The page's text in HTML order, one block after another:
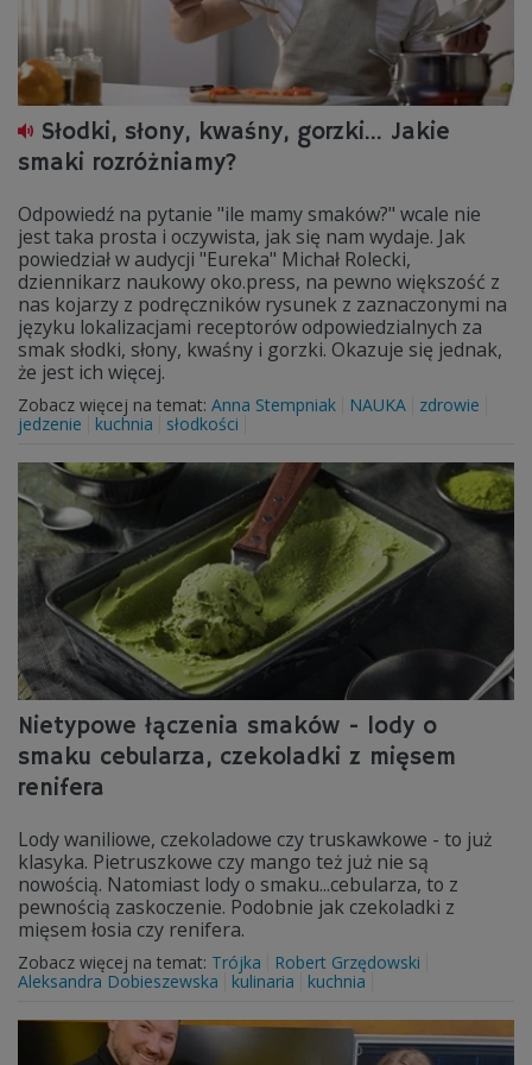
Słodki, słony, kwaśny, gorzki... Jakie
smaki rozróżniamy?
Odpowiedź na pytanie "ile mamy smaków?" wcale nie
jest taka prosta i oczywista, jak się nam wydaje. Jak
powiedział w audycji "Eureka" Michał Rolecki,
dziennikarz naukowy oko.press, na pewno większość z
nas kojarzy z podręczników rysunek z zaznaczonymi na
języku lokalizacjami receptorów odpowiedzialnych za
smak słodki, słony, kwaśny i gorzki. Okazuje się jednak,
że jest ich więcej.
Zobacz więcej na temat: Anna Stempniak NAUKA
zdrowie
jedzenie
kuchnia słodkości
Nietypowe łączenia smaków - lody o
smaku cebularza, czekoladki z mięsem
renifera
Lody waniliowe, czekoladowe czy truskawkowe - to już
klasyka. Pietruszkowe czy mango też już nie są
nowością. Natomiast lody o smaku...cebularza, to z
pewnością zaskoczenie. Podobnie jak czekoladki z
mięsem łosia czy renifera.
Zobacz więcej na temat: Trójka
Robert Grzędowski
Aleksandra Dobieszewska
kulinaria kuchnia